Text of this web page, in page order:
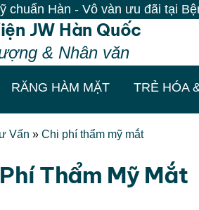
- Vô vàn ưu đãi tại Bệnh viện
JW Hàn Quốc
& Nhân văn
RĂNG HÀM MẶT TRẺ HÓA
Vấn » Chi phí thẩm mỹ mắt
Thẩm Mỹ Mắt